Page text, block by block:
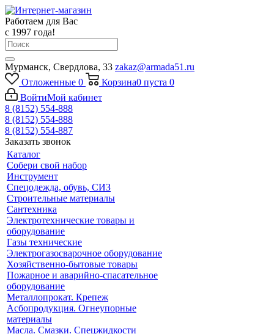
Работаем для Вас
с 1997 года!
Мурманск, Свердлова, 33 zakaz@armada51.ru
Отложенные 0 Корзина0 пуста 0
ВойтиМой кабинет
8 (8152) 554-888
8 (8152) 554-888
8 (8152) 554-887
Заказать звонок
Каталог
Собери свой набор
Инструмент
Спецодежда, обувь, СИЗ
Строительные материалы
Сантехника
Электротехнические товары и
оборудование
Газы технические
Электрогазосварочное оборудование
Хозяйственно-бытовые товары
Пожарное и аварийно-спасательное
оборудование
Металлопрокат. Крепеж
Асбопродукция. Огнеупорные
материалы
Масла. Смазки. Спецжидкости